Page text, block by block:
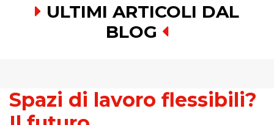
ULTIMI ARTICOLI DAL
BLOG
Spazi di lavoro flessibili?